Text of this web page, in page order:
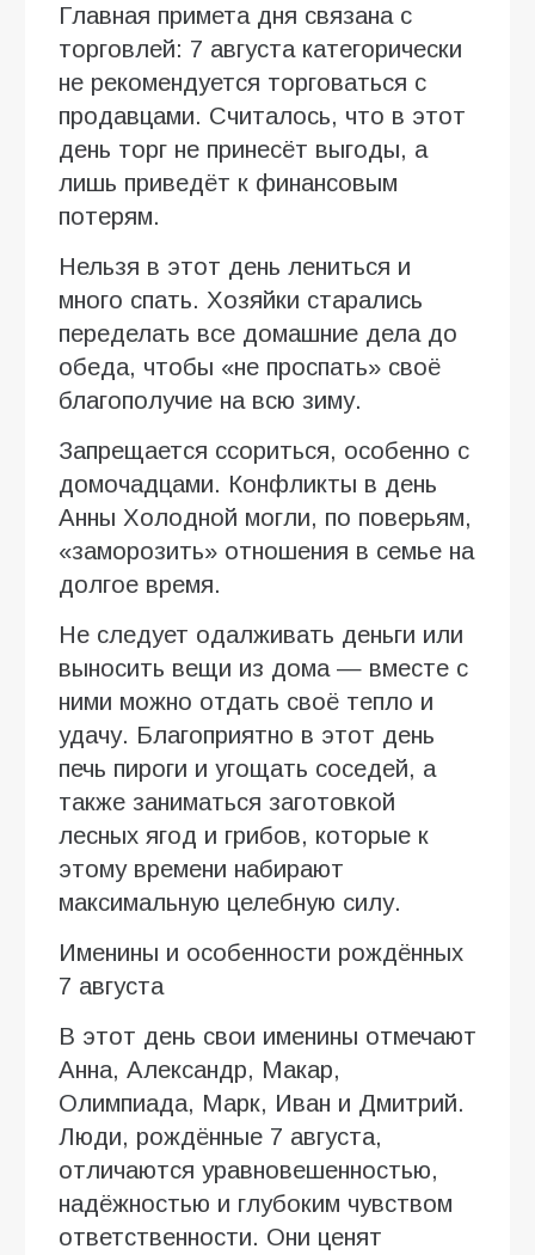
Главная примета дня связана с
торговлей: 7 августа категорически
не рекомендуется торговаться с
продавцами. Считалось, что в этот
день торг не принесёт выгоды, а
лишь приведёт к финансовым
потерям.
Нельзя в этот день лениться и
много спать. Хозяйки старались
переделать все домашние дела до
обеда, чтобы «не проспать» своё
благополучие на всю зиму.
Запрещается ссориться, особенно с
домочадцами. Конфликты в день
Анны Холодной могли, по поверьям,
«заморозить» отношения в семье на
долгое время.
Не следует одалживать деньги или
выносить вещи из дома — вместе с
ними можно отдать своё тепло и
удачу. Благоприятно в этот день
печь пироги и угощать соседей, а
также заниматься заготовкой
лесных ягод и грибов, которые к
этому времени набирают
максимальную целебную силу.
Именины и особенности рождённых
7 августа
В этот день свои именины отмечают
Анна, Александр, Макар,
Олимпиада, Марк, Иван и Дмитрий.
Люди, рождённые 7 августа,
отличаются уравновешенностью,
надёжностью и глубоким чувством
ответственности. Они ценят